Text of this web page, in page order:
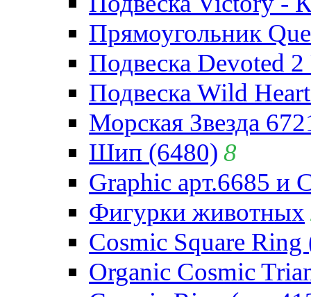
Прямоугольник
Подвеска Devoted
Подвеска Wild
Морская Звезда
Шип (6480) 8
Graphic арт.6685 и
Фигурки животных
Cosmic Square Ring
Organic Cosmic